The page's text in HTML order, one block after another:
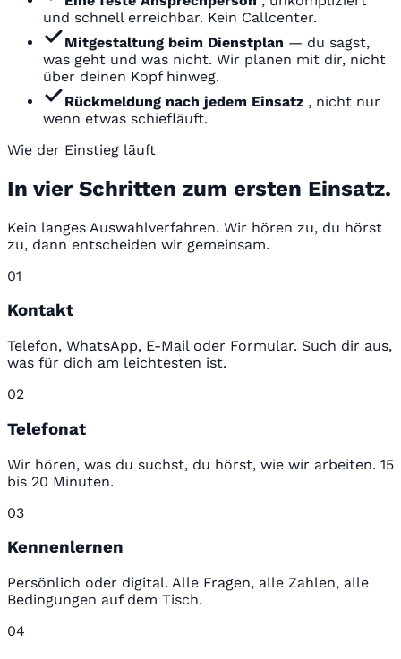
und schnell erreichbar. Kein Callcenter.
Mitgestaltung beim Dienstplan — du sagst,
was geht und was nicht. Wir planen mit dir, nicht
über deinen Kopf hinweg.
Rückmeldung nach jedem Einsatz , nicht nur
wenn etwas schiefläuft.
Wie der Einstieg läuft
In vier Schritten zum ersten Einsatz.
Kein langes Auswahlverfahren. Wir hören zu, du hörst
zu, dann entscheiden wir gemeinsam.
01
Kontakt
Telefon, WhatsApp, E-Mail oder Formular. Such dir aus,
was für dich am leichtesten ist.
02
Telefonat
Wir hören, was du suchst, du hörst, wie wir arbeiten. 15
bis 20 Minuten.
03
Kennenlernen
Persönlich oder digital. Alle Fragen, alle Zahlen, alle
Bedingungen auf dem Tisch.
04